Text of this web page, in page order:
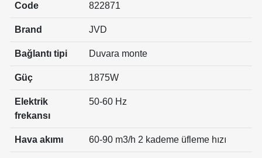
Code 822871
Brand JVD
Bağlantı tipi Duvara monte
Güç 1875W
Elektrik
frekansı
50-60 Hz
Hava akımı 60-90 m3/h 2 kademe üfleme hızı